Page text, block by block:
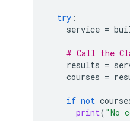
try :
service =
# Call the
results =
courses =
if not
print( "No